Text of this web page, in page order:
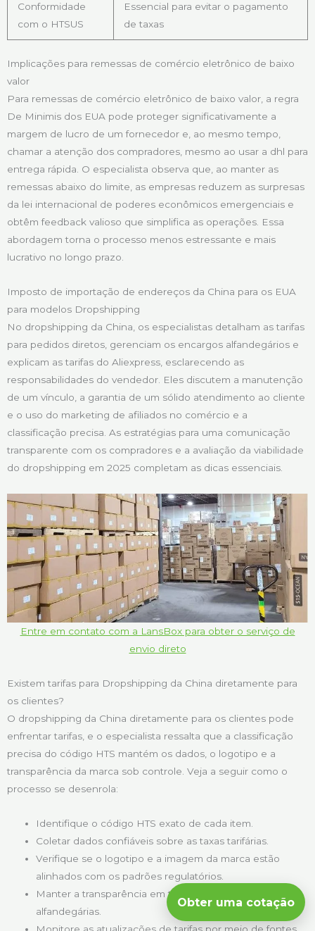
Conformidade
com o HTSUS
Essencial para evitar o pagamento
de taxas
Implicações para remessas de comércio eletrônico de baixo
valor
Para remessas de comércio eletrônico de baixo valor, a regra
De Minimis dos EUA pode proteger significativamente a
margem de lucro de um fornecedor e, ao mesmo tempo,
chamar a atenção dos compradores, mesmo ao usar a dhl para
entrega rápida. O especialista observa que, ao manter as
remessas abaixo do limite, as empresas reduzem as surpresas
da lei internacional de poderes econômicos emergenciais e
obtêm feedback valioso que simplifica as operações. Essa
abordagem torna o processo menos estressante e mais
lucrativo no longo prazo.
Imposto de importação de endereços da China para os EUA
para modelos Dropshipping
No dropshipping da China, os especialistas detalham as tarifas
para pedidos diretos, gerenciam os encargos alfandegários e
explicam as tarifas do Aliexpress, esclarecendo as
responsabilidades do vendedor. Eles discutem a manutenção
de um vínculo, a garantia de um sólido atendimento ao cliente
e o uso do marketing de afiliados no comércio e a
classificação precisa. As estratégias para uma comunicação
transparente com os compradores e a avaliação da viabilidade
do dropshipping em 2025 completam as dicas essenciais.
Entre em contato com a LansBox para obter o serviço de
envio direto
Existem tarifas para Dropshipping da China diretamente para
os clientes?
O dropshipping da China diretamente para os clientes pode
enfrentar tarifas, e o especialista ressalta que a classificação
precisa do código HTS mantém os dados, o logotipo e a
transparência da marca sob controle. Veja a seguir como o
processo se desenrola:
Identifique o código HTS exato de cada item.
Coletar dados confiáveis sobre as taxas tarifárias.
Verifique se o logotipo e a imagem da marca estão
alinhados com os padrões regulatórios.
Manter a transparência em todas as negociações
alfandegárias.
Obter uma cotação